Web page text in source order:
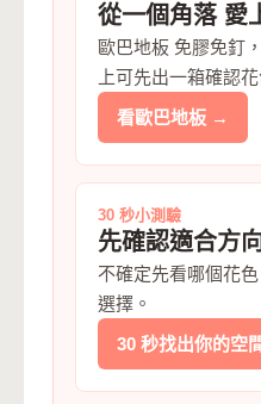
從一個角落 愛
歐巴地板 免膠免釘
上可先出一箱確認花
看歐巴地板 →
30 秒小測驗
先確認適合方
不確定先看哪個花
選擇。
30 秒找出你的空